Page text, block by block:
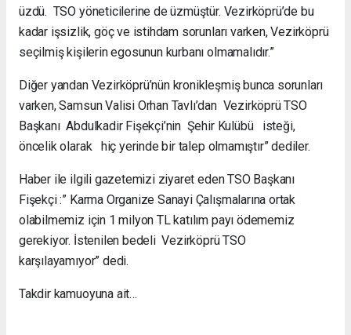
üzdü. TSO yöneticilerine de üzmüştür. Vezirköprü’de bu
kadar işsizlik, göç ve istihdam sorunları varken, Vezirköprü
seçilmiş kişilerin egosunun kurbanı olmamalıdır.”
Diğer yandan Vezirköprü’nün kronikleşmiş bunca sorunları
varken, Samsun Valisi Orhan Tavlı’dan Vezirköprü TSO
Başkanı Abdulkadir Fişekçi’nin Şehir Kulübü isteği,
öncelik olarak hiç yerinde bir talep olmamıştır” dediler.
Haber ile ilgili gazetemizi ziyaret eden TSO Başkanı
Fişekçi :” Karma Organize Sanayi Çalışmalarına ortak
olabilmemiz için 1 milyon TL katılım payı ödememiz
gerekiyor. İstenilen bedeli Vezirköprü TSO
karşılayamıyor” dedi.
Takdir kamuoyuna ait…